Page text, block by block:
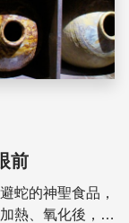
前
蛇的神聖食品，
熱、氧化後，就